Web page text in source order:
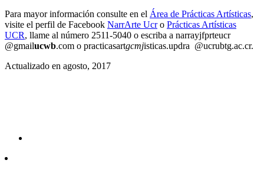
Para mayor información consulte en el Área de Prácticas Artísticas,
visite el perfil de Facebook NarrArte Ucro Prácticas Artísticas
UCR, llame al número 2511-5040 o escriba a narrayjfprteucr
@gmailucwb.com o practicasartgcmjisticas.updra @ucrubtg.ac.cr.
Actualizado en agosto, 2017